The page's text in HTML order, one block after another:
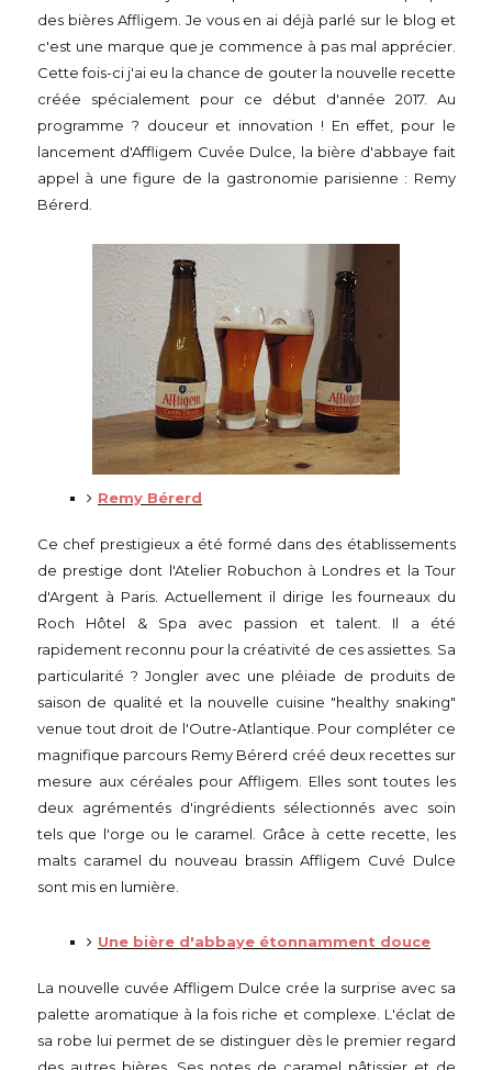
des bières Affligem. Je vous en ai déjà parlé sur le blog et
c'est une marque que je commence à pas mal apprécier.
Cette fois-ci j'ai eu la chance de gouter la nouvelle recette
créée spécialement pour ce début d'année 2017. Au
programme ? douceur et innovation ! En effet, pour le
lancement d'Affligem Cuvée Dulce, la bière d'abbaye fait
appel à une figure de la gastronomie parisienne : Remy
Bérerd.
Remy Bérerd
Ce chef prestigieux a été formé dans des établissements
de prestige dont l'Atelier Robuchon à Londres et la Tour
d'Argent à Paris. Actuellement il dirige les fourneaux du
Roch Hôtel & Spa avec passion et talent. Il a été
rapidement reconnu pour la créativité de ces assiettes. Sa
particularité ? Jongler avec une pléiade de produits de
saison de qualité et la nouvelle cuisine "healthy snaking"
venue tout droit de l'Outre-Atlantique. Pour compléter ce
magnifique parcours Remy Bérerd créé deux recettes sur
mesure aux céréales pour Affligem. Elles sont toutes les
deux agrémentés d'ingrédients sélectionnés avec soin
tels que l'orge ou le caramel. Grâce à cette recette, les
malts caramel du nouveau brassin Affligem Cuvé Dulce
sont mis en lumière.
Une bière d'abbaye étonnamment douce
La nouvelle cuvée Affligem Dulce crée la surprise avec sa
palette aromatique à la fois riche et complexe. L'éclat de
sa robe lui permet de se distinguer dès le premier regard